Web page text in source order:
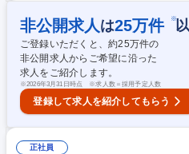
チェック ■各種工事に伴う立ち合い業
テナント工事、点検情報の広報や案内
火災報知器が鳴った際の対応など） ■
認） 【設備の例】空調機、非常階段、排水管
岡・沼津/ビル管理】経験者歓迎｜関
程度
非公開求人 は25万件 ※
ご登録いただくと、約25万件の
非公開求人からご希望に沿った
求人をご紹介します。
※2026年3月31日時点 ※求人数＝採用予定人数
登録して求人を紹介してもらう
正社員